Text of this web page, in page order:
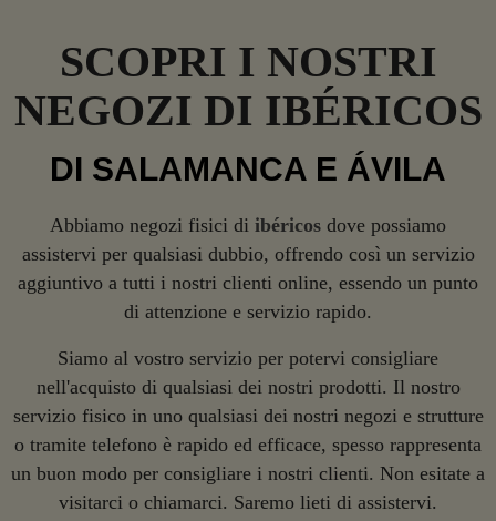
SCOPRI I NOSTRI
NEGOZI DI IBÉRICOS
DI SALAMANCA E ÁVILA
Abbiamo negozi fisici di ibéricos dove possiamo
assistervi per qualsiasi dubbio, offrendo così un servizio
aggiuntivo a tutti i nostri clienti online, essendo un punto
di attenzione e servizio rapido.
Siamo al vostro servizio per potervi consigliare
nell'acquisto di qualsiasi dei nostri prodotti. Il nostro
servizio fisico in uno qualsiasi dei nostri negozi e strutture
o tramite telefono è rapido ed efficace, spesso rappresenta
un buon modo per consigliare i nostri clienti. Non esitate a
visitarci o chiamarci. Saremo lieti di assistervi.